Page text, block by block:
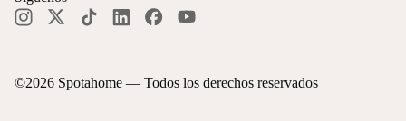
©2026 Spotahome — Todos los derechos reservados